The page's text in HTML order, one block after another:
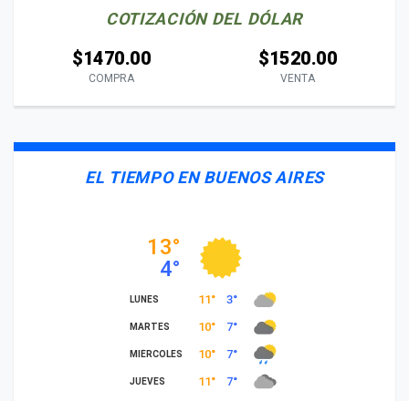
COTIZACIÓN DEL DÓLAR
$1470.00
COMPRA
$1520.00
VENTA
EL TIEMPO EN BUENOS AIRES